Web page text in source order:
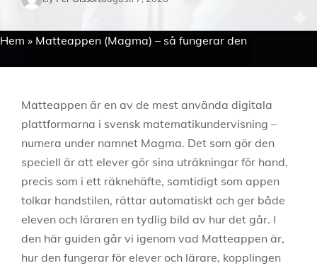
Hem » Matteappen (Magma) – så fungerar den
Matteappen är en av de mest använda digitala
plattformarna i svensk matematikundervisning –
numera under namnet Magma. Det som gör den
speciell är att elever gör sina uträkningar för hand,
precis som i ett räknehäfte, samtidigt som appen
tolkar handstilen, rättar automatiskt och ger både
eleven och läraren en tydlig bild av hur det går. I
den här guiden går vi igenom vad Matteappen är,
hur den fungerar för elever och lärare, kopplingen